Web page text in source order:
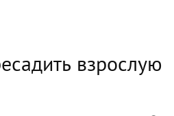
взрослую